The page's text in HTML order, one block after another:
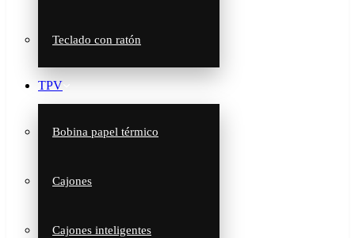
Teclado con ratón
TPV
Bobina papel térmico
Cajones
Cajones inteligentes